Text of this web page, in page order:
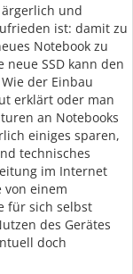
und
ist: damit zu
Notebook zu
SSD kann den
der Einbau
erklärt oder man
an Notebooks
einiges sparen,
technisches
im Internet
von einem
für sich selbst
des Gerätes
doch